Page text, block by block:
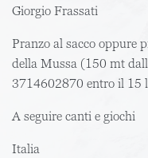
Giorgio Frassati
Pranzo al sacco oppure
della Mussa (150 mt
3714602870 entro il 15
A seguire canti e giochi
Italia